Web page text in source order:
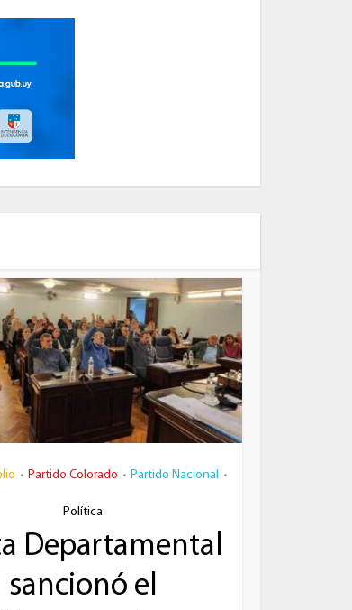
• Partido Colorado • Partido Nacional •
Política
Departamental
sancionó el